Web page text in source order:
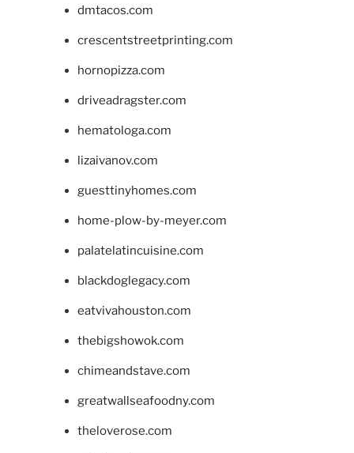
dmtacos.com
crescentstreetprinting.com
hornopizza.com
driveadragster.com
hematologa.com
lizaivanov.com
guesttinyhomes.com
home-plow-by-meyer.com
palatelatincuisine.com
blackdoglegacy.com
eatvivahouston.com
thebigshowok.com
chimeandstave.com
greatwallseafoodny.com
theloverose.com